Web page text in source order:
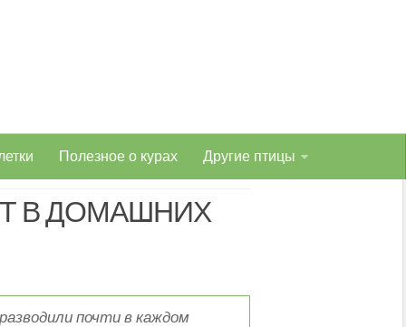
Полезное о курах Другие птицы
В ДОМАШНИХ
почти в каждом